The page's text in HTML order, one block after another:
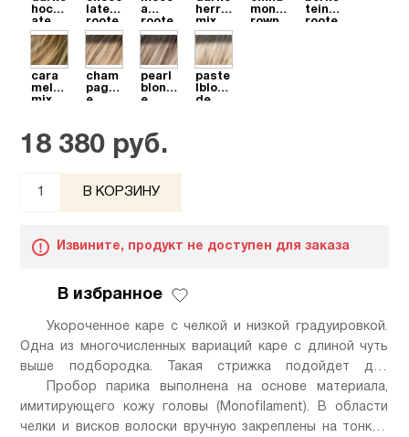
hocol
ate
roote
d
late
roote
d
a
roote
d
herry
mix
monb
rown
tein
roote
сara
mel
mix
cham
pagn
e
pearl
blond
e
paste
lblon
de
18 380 руб.
В КОРЗИНУ
Извините, продукт не доступен для заказа
В избранное
Укороченное каре с челкой и низкой градуировкой.
Одна из многочисленных вариаций каре с длиной чуть
выше подбородка. Такая стрижка подойдет для
прямоугольного, овального и сердцевидного лица. За
счет диагонального пробора и профилированной челки
она также выигрышно будет смотреться и на
Пробор парика выполнена на основе материала,
имитирующего кожу головы (Monofilament). В области
челки и висков волоски вручную закреплены на тонкую